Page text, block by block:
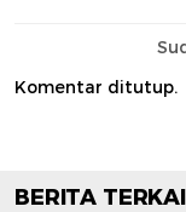
Komentar ditutup.
BERITA